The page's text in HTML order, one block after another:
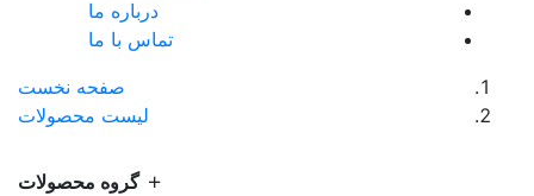
درباره ما
تماس با ما
صفحه نخست
لیست محصولات
گروه محصولات